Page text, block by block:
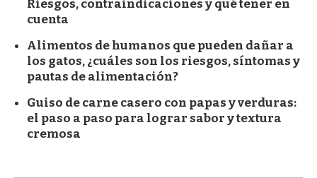
Riesgos, contraindicaciones y qué tener en
cuenta
Alimentos de humanos que pueden dañar a
los gatos, ¿cuáles son los riesgos, síntomas y
pautas de alimentación?
Guiso de carne casero con papas y verduras:
el paso a paso para lograr sabor y textura
cremosa